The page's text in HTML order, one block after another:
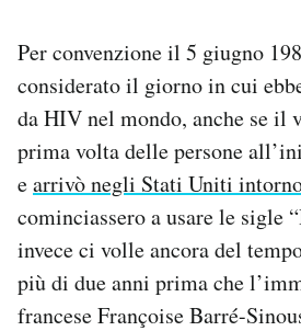
Per convenzione il 5 giugno
considerato il giorno in cui
da HIV nel mondo, anche se il
prima volta delle persone
earrivò negli Stati Uniti
cominciassero a usare le sigle
invece ci volle ancora del
più di due anni prima che
francese Françoise Barré-